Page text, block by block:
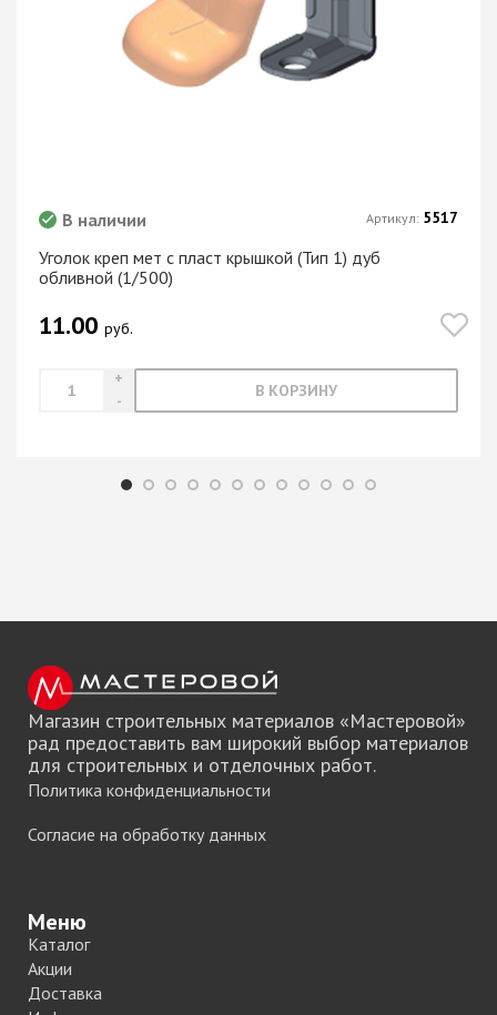
Уголок креп мет с пласт крышкой (Тип 1) дуб
обливной (1/500)
В наличии
11.00 руб.
В КОРЗИНУ
Артикул: 5517
Магазин строительных материалов «Мастеровой»
рад предоставить вам широкий выбор материалов
для строительных и отделочных работ.
Политика конфиденциальности
Согласие на обработку данных
Меню
Каталог
Акции
Доставка